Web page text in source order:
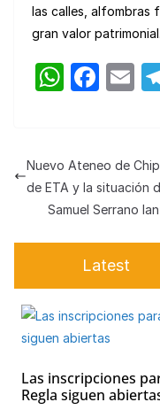
las calles, alfombras
gran valor patrimonial.
W
s
A
p
p
F
e
b
o
o
k
E
Nuevo Ateneo de
de ETA y la situación
Samuel Serrano
Latest
Las inscripciones
Regla siguen